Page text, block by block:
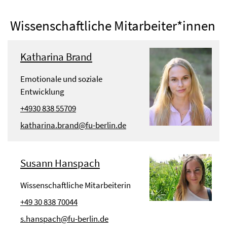
Wissenschaftliche Mitarbeiter*innen
Katharina Brand
Emotionale und soziale
Entwicklung
+4930 838 55709
katharina.brand@fu-berlin.de
Susann Hanspach
Wissenschaftliche Mitarbeiterin
+49 30 838 70044
s.hanspach@fu-berlin.de